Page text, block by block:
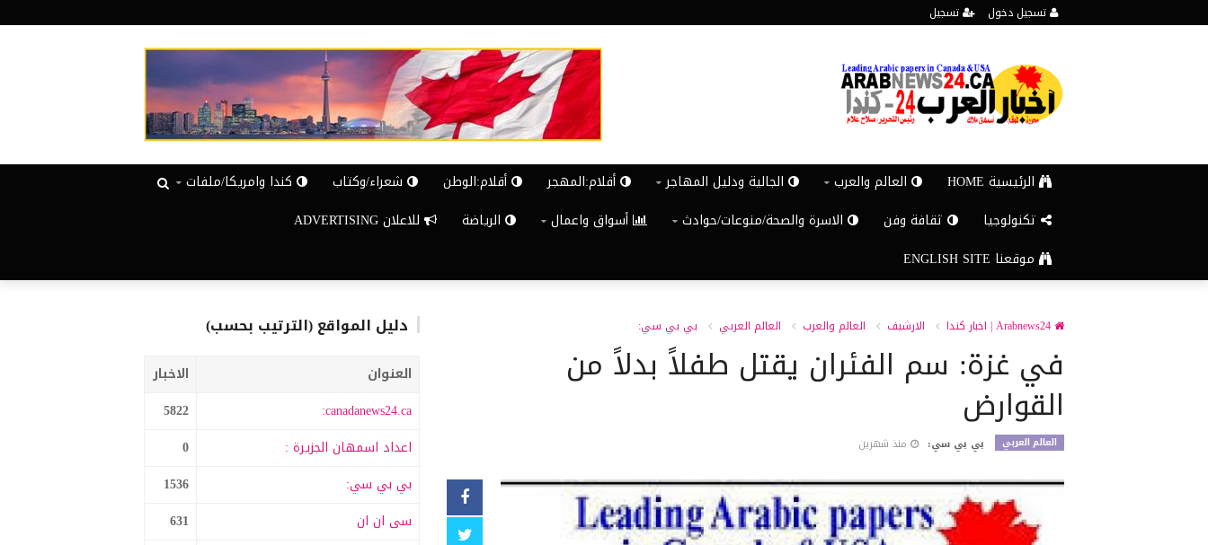
تسجيل دخول تسجيل
الرئيسية HOME العالم والعرب الجالية ودليل المهاجر أقلام:المهجر أقلام:الوطن شعراء/وكتاب
كندا وامريكا/ملفات
تكنولوجيا
ثقافة وفن الاسرة والصحة/منوعات/حوادث أسواق واعمال الرياضة
للاعلان ADVERTISING
موقعنا ENGLISH SITE
دليل المواقع (الترتيب بحسب)
العنوان
الاخبار
canadanews24.ca:
5822
اعداد اسمهان الجزيرة :
0
بي بي سي:
1536
سى ان ان
631
الارشيف العالم والعرب العالم العربي بي بي سي:
في غزة: سم الفئران يقتل طفلاً بدلاً من
القوارض
العالم العربي بي بي سي: منذ شهرين